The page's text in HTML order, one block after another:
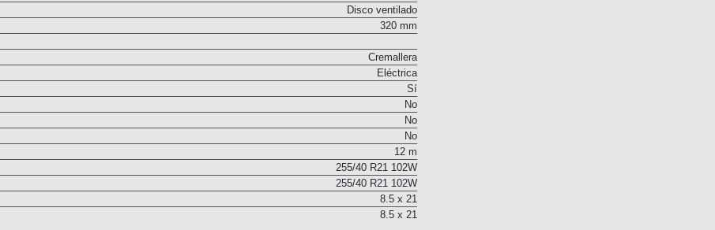
330 mm
Disco ventilado
Cremallera
Eléctrica
Sí
No
No
No
12 m
255/40 R21 102W
255/40 R21 102W
8.5 x 21